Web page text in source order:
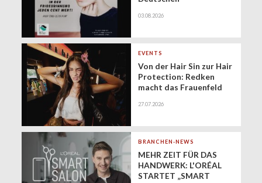
Zukunft der
(Minijobs)
03.08.2026
EVENTS
Von der Hair Sin zur Hair
Protection: Redken
macht das Frauenfeld
gesundes Haar
27.07.2026
BRANCHEN-NEWS
MEHR ZEIT FÜR DAS
HANDWERK: L'ORÉAL
STARTET „SMART